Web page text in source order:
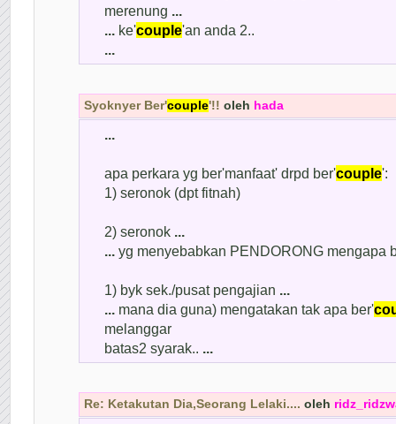
merenung ...
... ke'couple'an anda 2..
...
Syoknyer Ber'couple'!! oleh hada
...
apa perkara yg ber'manfaat' drpd ber'couple':
1) seronok (dpt fitnah)
2) seronok ...
... yg menyebabkan PENDORONG mengapa
1) byk sek./pusat pengajian ...
... mana dia guna) mengatakan tak apa ber'
melanggar
batas2 syarak.. ...
Re: Ketakutan Dia,Seorang Lelaki.... oleh